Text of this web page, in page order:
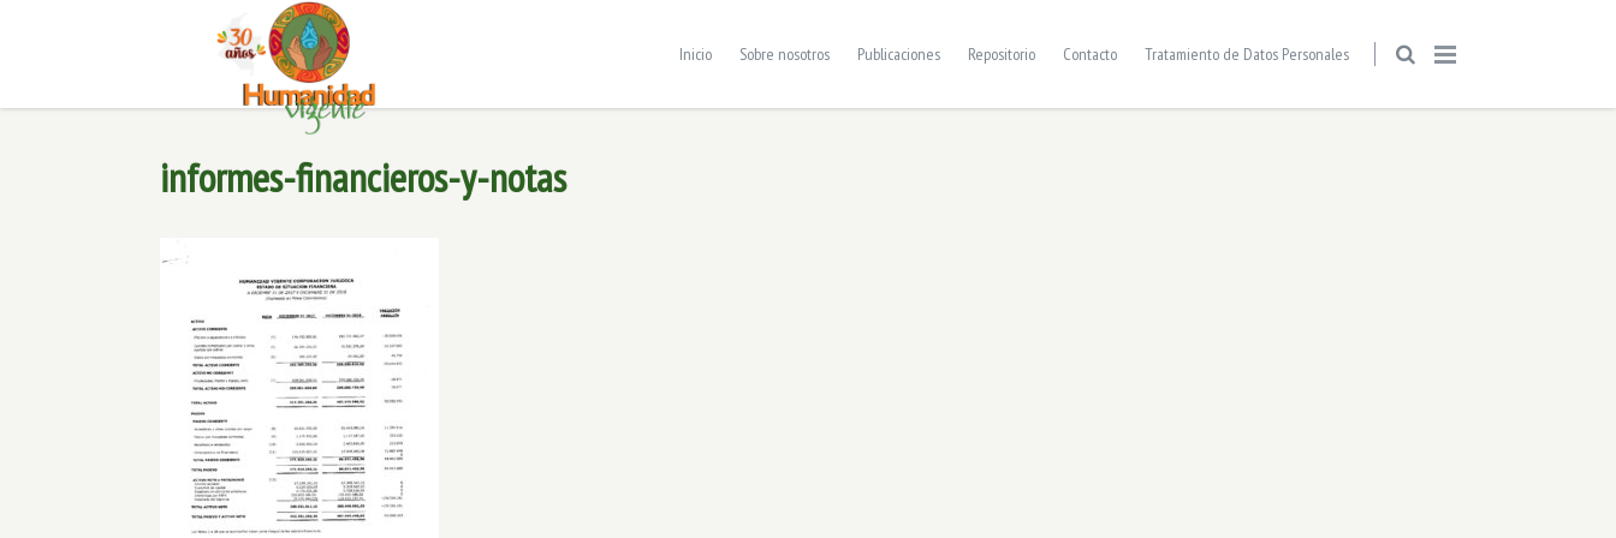
Inicio Sobre nosotros Publicaciones Repositorio Contacto Tratamiento de Datos Personales
informes-financieros-y-notas